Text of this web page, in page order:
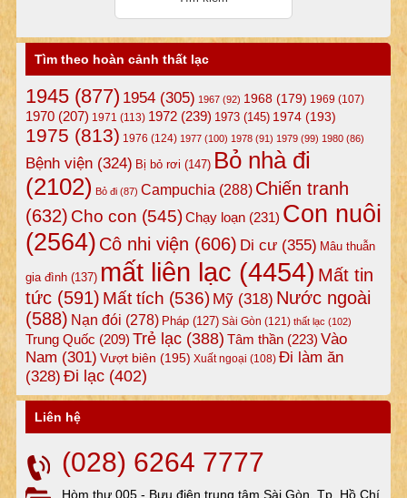
Tìm theo hoàn cảnh thất lạc
1945(877) 1954(305) 1967(92) 1968(179) 1969 (107)
1970(207) 1971 (113) 1972(239) 1973(145) 1974(193)
1975 (813) 1976 (124) 1977(100) 1978(91) 1979(99) 1980(86)
Bệnh viện(324) Bị bỏ rơi (147) Bỏ nhà đi
(2102) Bỏ đi(87) Campuchia (288) Chiến tranh
(632) Cho con (545)Chạy loạn(231) Con nuôi
(2564) Cô nhi viện (606) Di cư(355) Mâu thuẫn
gia đình(137) mất liên lạc (4454) Mất tin
tức(591) Mất tích (536) Mỹ(318) Nước ngoài
(588) Nạn đói (278) Pháp(127) Sài Gòn (121) thất lạc (102)
Trung Quốc (209) Trẻ lạc(388) Tâm thần(223) Vào
Nam (301) Vượt biên (195) Xuất ngoại (108) Đi làm ăn
(328) Đi lạc(402)
Liên hệ
(028) 6264 7777
Hòm thư 005 - Bưu điện trung tâm Sài Gòn, Tp. Hồ Chí